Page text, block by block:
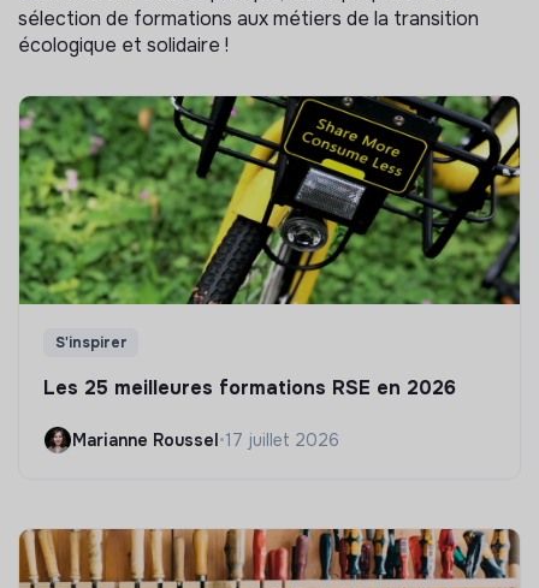
sélection de formations aux métiers de la transition
écologique et solidaire !
S'inspirer
Les 25 meilleures formations RSE en 2026
Marianne Roussel•17 juillet 2026